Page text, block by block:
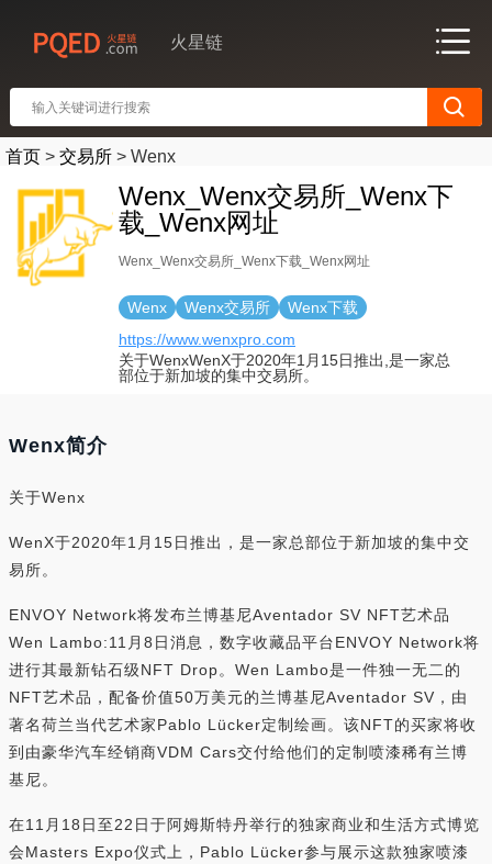
火星链
首页 > 交易所 > Wenx
Wenx_Wenx交易所_Wenx下
载_Wenx网址
Wenx_Wenx交易所_Wenx下载_Wenx网址
Wenx Wenx交易所
Wenx下载
https://www.wenxpro.com
关于WenxWenX于2020年1月15日推出,是一家总
部位于新加坡的集中交易所。
Wenx简介
关于Wenx
WenX于2020年1月15日推出，是一家总部位于新加坡的集中交
易所。
ENVOY Network将发布兰博基尼Aventador SV NFT艺术品
Wen Lambo:11月8日消息，数字收藏品平台ENVOY Network将
进行其最新钻石级NFT Drop。Wen Lambo是一件独一无二的
NFT艺术品，配备价值50万美元的兰博基尼Aventador SV，由
著名荷兰当代艺术家Pablo Lücker定制绘画。该NFT的买家将收
到由豪华汽车经销商VDM Cars交付给他们的定制喷漆稀有兰博
基尼。
在11月18日至22日于阿姆斯特丹举行的独家商业和生活方式博览
会Masters Expo仪式上，Pablo Lücker参与展示这款独家喷漆